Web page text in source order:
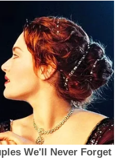
We'll Never Forget